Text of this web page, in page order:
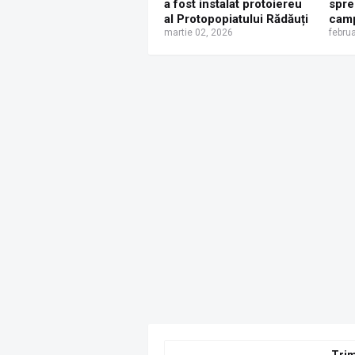
a fost instalat protoiereu
al Protopopiatului Rădăuți
martie 02, 2026